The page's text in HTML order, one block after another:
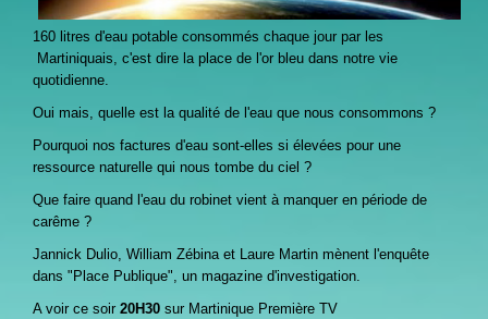
160 litres d'eau potable consommés chaque jour par les
Martiniquais, c'est dire la place de l'or bleu dans notre vie
quotidienne.
Oui mais, quelle est la qualité de l'eau que nous consommons ?
Pourquoi nos factures d'eau sont-elles si élevées pour une
ressource naturelle qui nous tombe du ciel ?
Que faire quand l'eau du robinet vient à manquer en période de
carême ?
Jannick Dulio, William Zébina et Laure Martin mènent l'enquête
dans "Place Publique", un magazine d'investigation.
A voir ce soir 20H30 sur Martinique Première TV